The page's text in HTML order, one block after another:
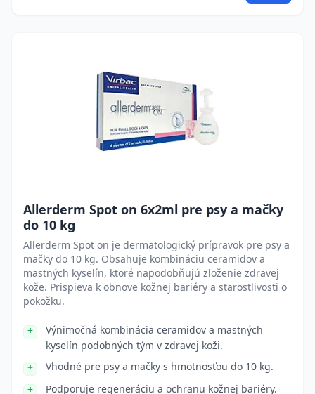
Allerderm Spot on 6x2ml pre psy a mačky
do 10 kg
Allerderm Spot on je dermatologický prípravok pre psy a
mačky do 10 kg. Obsahuje kombináciu ceramidov a
mastných kyselín, ktoré napodobňujú zloženie zdravej
kože. Prispieva k obnove kožnej bariéry a starostlivosti o
pokožku.
Výnimočná kombinácia ceramidov a mastných
kyselín podobných tým v zdravej koži.
Vhodné pre psy a mačky s hmotnosťou do 10 kg.
Podporuje regeneráciu a ochranu kožnej bariéry.